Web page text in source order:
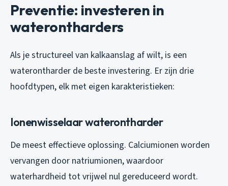
Preventie: investeren in
waterontharders
Als je structureel van kalkaanslag af wilt, is een
waterontharder de beste investering. Er zijn drie
hoofdtypen, elk met eigen karakteristieken:
Ionenwisselaar waterontharder
De meest effectieve oplossing. Calciumionen worden
vervangen door natriumionen, waardoor
waterhardheid tot vrijwel nul gereduceerd wordt.